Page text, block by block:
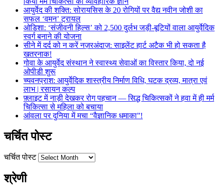
आयुर्वेद की शक्ति: सोरायसिस के 20 रोगियों पर वैद्य नवीन जोशी का
सफल ‘वमन’ ट्रायल
ओडिशा: ‘संजीवनी हिल्स’ को 2,500 दुर्लभ जड़ी-बूटियों वाला आयुर्वेदिक
स्वर्ग बनाने की योजना
सीने में दर्द को न करें नज़रअंदाज़: साइलेंट हार्ट अटैक भी हो सकता है
खतरनाक!
गोवा के आयुर्वेद संस्थान ने स्वास्थ्य सेवाओं का विस्तार किया, दो नई
ओपीडी शुरू
च्यवनप्राश: आयुर्वेदिक शास्त्रीय निर्माण विधि, घटक द्रव्य, मात्रा एवं
लाभ | रसायन कल्प
फ़्लाइट में नाड़ी देखकर रोग पहचान — सिद्ध चिकित्सकों ने हवा में ही मर्म
चिकित्सा से महिला को बचाया
आंवला पर दुनिया में मचा “वैज्ञानिक धमाका”!
चर्चित पोस्ट
चर्चित पोस्ट
श्रेणी